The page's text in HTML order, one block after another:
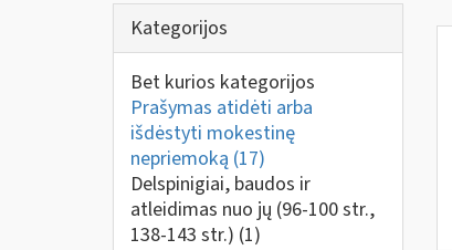
Kategorijos
Bet kurios kategorijos
Prašymas atidėti arba
išdėstyti mokestinę
nepriemoką (17)
Delspinigiai, baudos ir
atleidimas nuo jų (96-100 str.,
138-143 str.) (1)